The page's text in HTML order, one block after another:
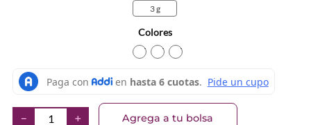
3 g
Colores
TEXTURA_9313880626064
TEXTURA_9313880626057
＋
－ Agrega a tu bolsa